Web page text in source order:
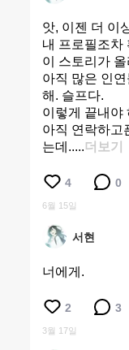
앗, 이젠 더 이
내 프로필조차
이 스토리가
아직 많은 인
해. 슬프다.
이렇게 끝내야
아직 연락하고
는데.....더보기
4 0
6월 15일
서현
너에게.
2 3
3월 17일